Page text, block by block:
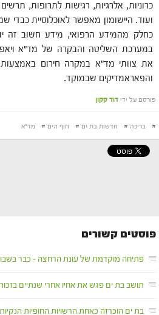
כרוניות, אלרגיות, רגישות לתרופות,
ועוד. היישומון מאפשר לאוכלוסיית כבדי
כחלק מהמידע הרפואי, מידע חשוב זה
במערכת השליטה והבקרה של מד"א
את צוותי מד"א במקרה חירום
והפאראמדיקים שבמוקד.
פורסם על ידי דוד קקון
# בריכה # חדשות בת ים # חוף הים # מד"א
פוסטים קשורים
פתיחה מוקדמת של עונת הרחצה – כבר
תושב בת ים פגש את אחיו אחרי שנתיים
בת ים הוכרזה כאחת הרשויות החופיות